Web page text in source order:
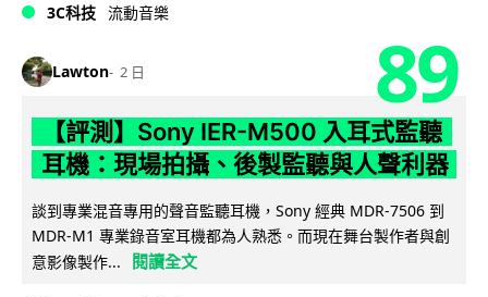
3C科技 流動音樂
Lawton 2 日 89
【評測】Sony IER-M500 入耳式監聽
耳機：現場拍攝、後製監聽與人聲利器
談到專業混音專用的聲音監聽耳機，Sony 經典 MDR-7506 到
MDR-M1 專業錄音室耳機都為人熟悉。而現在舞台製作者與創
意影像製作...
閱讀全文